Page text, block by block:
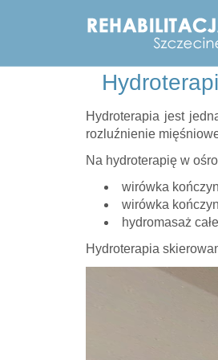
Hydroterapia jest
rozluźnienie
Na hydroterapię w
wirówka
wirówka
hydromasaż
Hydroterapia